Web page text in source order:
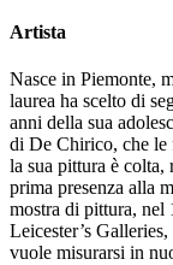
Artista
Nasce in Piemonte,
laurea ha scelto di
anni della sua
di De Chirico, che le
la sua pittura è
prima presenza alla
mostra di pittura, nel
Leicester’s
vuole misurarsi in